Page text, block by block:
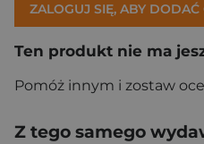
ZALOGUJ SIĘ, ABY DODAĆ
Ten produkt nie ma
Pomóż innym i zostaw
Z tego samego